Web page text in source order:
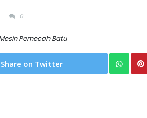
0
Share on Twitter